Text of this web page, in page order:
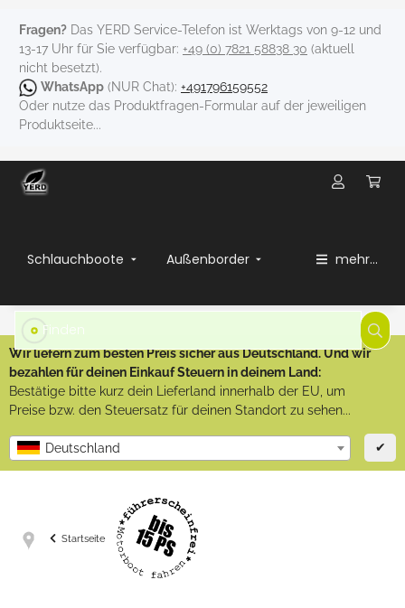
Fragen? Das YERD Service-Telefon ist Werktags von 9-12 und
13-17 Uhr für Sie verfügbar: +49 (0) 7821 58838 30 (aktuell
nicht besetzt).
WhatsApp (NUR Chat): +491796159552
Oder nutze das Produktfragen-Formular auf der jeweiligen
Produktseite...
Schlauchboote Außenborder mehr...
Wir liefern zum besten Preis sicher aus Deutschland. Und wir
bezahlen für deinen Einkauf Steuern in deinem Land:
Bestätige bitte kurz dein Lieferland innerhalb der EU, um
Preise bzw. den Steuersatz für deinen Standort zu sehen...
Deutschland ✔
Startseite